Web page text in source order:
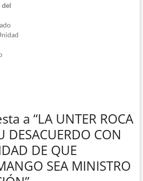
del
a “LA UNTER ROCA
DESACUERDO CON
DE QUE
SEA MINISTRO